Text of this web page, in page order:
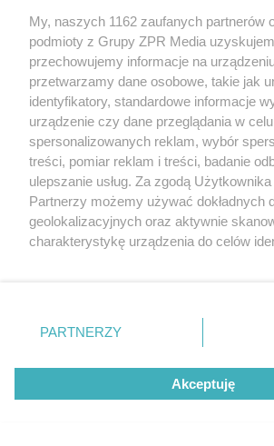
RODZINA LEWANDOWSKICH
Anna Lewandowska
męża w USA. Podróż
odrzutowcem to dopiero
ZOBACZ WIĘCEJ
My, naszych 1162 zaufanych partnerów
podmioty z Grupy ZPR Media
przechowujemy informacje na
przetwarzamy dane osobowe, takie jak
identyfikatory, standardowe informacje
urządzenie czy dane przeglądania w
spersonalizowanych reklam, wybór
treści, pomiar reklam i treści, badanie
ulepszanie usług. Za zgodą
Partnerzy możemy używać dokładnych
geolokalizacyjnych oraz aktywnie
charakterystykę urządzenia do celów
zmienić/wycofać klikając przycisk
znajdujący się w lewym dolnym rogu
rodzaje przetwarzania danych nie
użytkownika, ale masz prawo sprzeciwić
przetwarzaniu. Preferencje będą miały
PARTNERZY
Akceptuję